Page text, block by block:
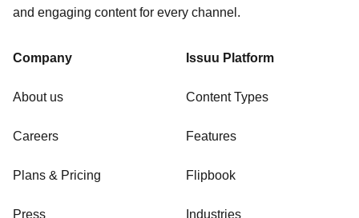
and engaging content for every channel.
Company
About us
Careers
Plans & Pricing
Press
Issuu Platform
Content Types
Features
Flipbook
Industries